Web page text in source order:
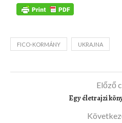
FICO-KORMÁNY UKRAJNA
Előző
Egy életrajzi